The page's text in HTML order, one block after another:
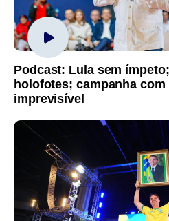
Podcast: Lula sem
holofotes; campanha
imprevisível